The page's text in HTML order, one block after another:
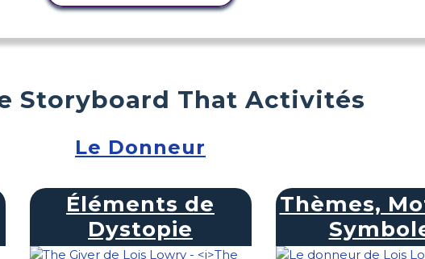
Storyboard That Activités
Le Donneur
Éléments de
Dystopie
Thèmes,